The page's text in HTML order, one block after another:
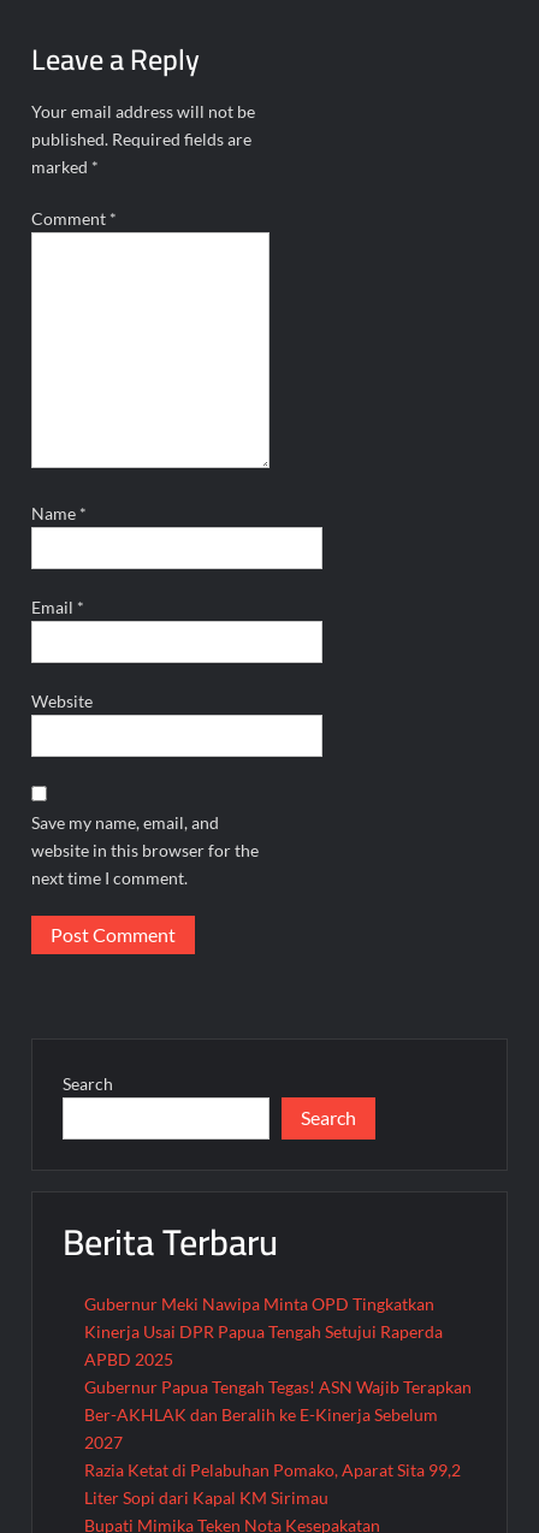
Leave a Reply
Your email address will not be
published. Required fields are
marked *
Comment *
Name *
Email *
Website
Save my name, email, and
website in this browser for the
next time I comment.
Search
Search
Berita Terbaru
Gubernur Meki Nawipa Minta OPD Tingkatkan
Kinerja Usai DPR Papua Tengah Setujui Raperda
APBD 2025
Gubernur Papua Tengah Tegas! ASN Wajib Terapkan
Ber-AKHLAK dan Beralih ke E-Kinerja Sebelum
2027
Razia Ketat di Pelabuhan Pomako, Aparat Sita 99,2
Liter Sopi dari Kapal KM Sirimau
Bupati Mimika Teken Nota Kesepakatan